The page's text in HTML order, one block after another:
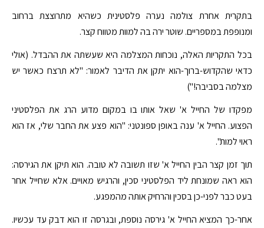
בתקרית אחרת צולמה נערה פלסטינית כשהיא מתרוצצת ברחוב
ומנופפת במספריים. שוטר ירה בה למוות מטווח קצר.
בכל התקריות האלה, נוכחות המצלמה היא שעשתה את ההבדל. (אולי
כדאי שהקדוש-ברוך-הוא יתקן את הדיבר לאמור: "לא תרצח כאשר יש
מצלמה בסביבה!")
מפקדו של החייל א' שאל אותו בו במקום מדוע הרג את הפלסטיני
הפצוע. החייל א' ענה באופן ספונטני: "הוא פצע את החבר שלי, אז הוא
ראוי למות".
תוך זמן קצר הבין החייל א' שזו תשובה לא טובה. הוא תיקן את הגירסה:
הוא ראה שמונחת ליד הפלסטיני סכין, והרגיש מאויים. אלא שחייל אחר
בעט כבר לפני-כן בסכין והרחיק אותה מהמפגע.
אחר-כך המציא החייל א' גירסה נוספת, ובגרסה זו הוא דבק עד עכשיו.